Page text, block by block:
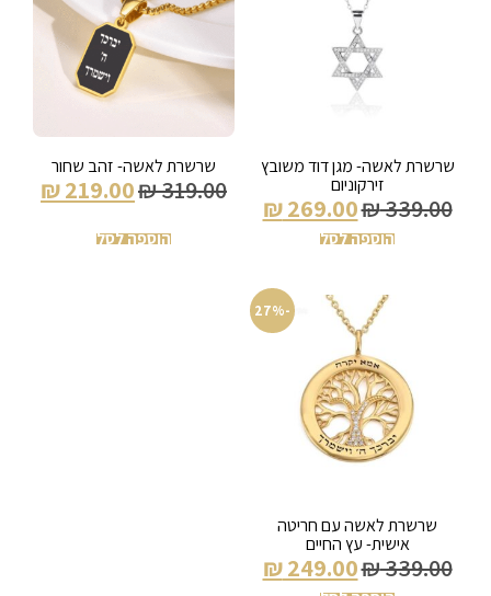
שרשרת לאשה- מגן דוד משובץ
זירקוניום
₪339.00
₪269.00
הוספה לסל
שרשרת לאשה- זהב שחור
₪319.00
₪219.00
הוספה לסל
-27%
שרשרת לאשה עם חריטה
אישית- עץ החיים
₪339.00
₪249.00